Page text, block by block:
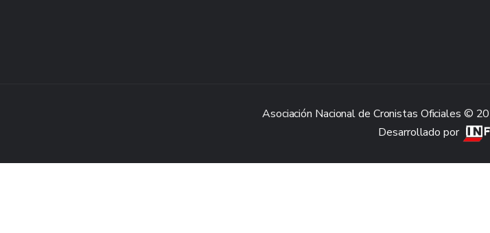
Asociación Nacional de Cronistas Oficiales ©
Desarrollado por